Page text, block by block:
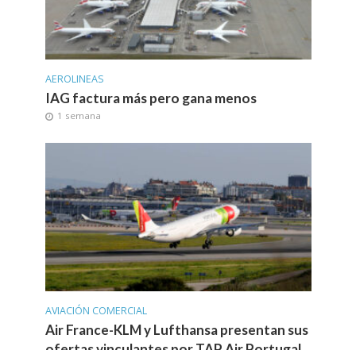
AEROLINEAS
IAG factura más pero gana menos
1 semana
AVIACIÓN COMERCIAL
Air France-KLM y Lufthansa presentan sus